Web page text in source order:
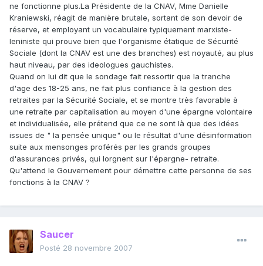
ne fonctionne plus.La Présidente de la CNAV, Mme Danielle
Kraniewski, réagit de manière brutale, sortant de son devoir de
réserve, et employant un vocabulaire typiquement marxiste-
leniniste qui prouve bien que l'organisme étatique de Sécurité
Sociale (dont la CNAV est une des branches) est noyauté, au plus
haut niveau, par des ideologues gauchistes.
Quand on lui dit que le sondage fait ressortir que la tranche
d'age des 18-25 ans, ne fait plus confiance à la gestion des
retraites par la Sécurité Sociale, et se montre très favorable à
une retraite par capitalisation au moyen d'une épargne volontaire
et individualisée, elle prétend que ce ne sont là que des idées
issues de " la pensée unique" ou le résultat d'une désinformation
suite aux mensonges proférés par les grands groupes
d'assurances privés, qui lorgnent sur l'épargne- retraite.
Qu'attend le Gouvernement pour démettre cette personne de ses
fonctions à la CNAV ?
Saucer
Posté 28 novembre 2007